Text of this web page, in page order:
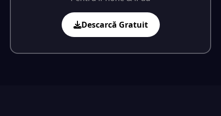
Descarcă Gratuit